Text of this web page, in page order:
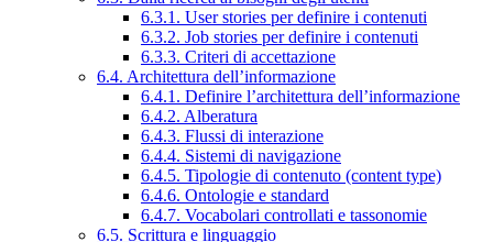
6.3.1. User stories per definire i contenuti
6.3.2. Job stories per definire i contenuti
6.3.3. Criteri di accettazione
6.4. Architettura dell’informazione
6.4.1. Definire l’architettura dell’informazione
6.4.2. Alberatura
6.4.3. Flussi di interazione
6.4.4. Sistemi di navigazione
6.4.5. Tipologie di contenuto (content type)
6.4.6. Ontologie e standard
6.4.7. Vocabolari controllati e tassonomie
6.5. Scrittura e linguaggio